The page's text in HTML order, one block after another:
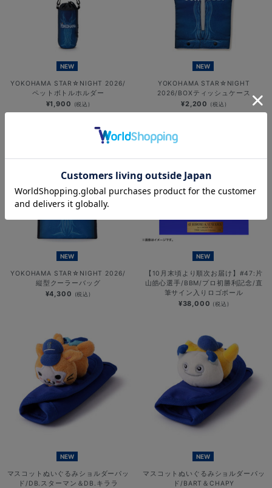
NEW
YOKOHAMA STAR☆NIGHT 2026/
ペットボトルホルダー
¥1,900 (税込)
NEW
YOKOHAMA STAR☆NIGHT
2026/BOXティッシュケース
¥2,200 (税込)
NEW
YOKOHAMA STAR☆NIGHT 2026/
縦型クーラーバッグ
¥4,300 (税込)
NEW
【10月末頃より順次お届け】#47:片
山皓心選手/BBM/プロ初勝利記念/直
筆サイン入りロゴボール
¥38,000 (税込)
NEW
マスコットぬいぐるみショルダーパッ
ド/DB.スターマン＆DB.キララ
NEW
マスコットぬいぐるみショルダーパッ
ド/BART＆CHAPY